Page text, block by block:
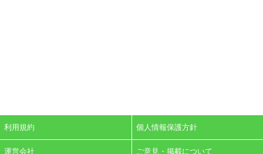
利用規約 個人情報保護方針
運営会社 ご意見・掲載について